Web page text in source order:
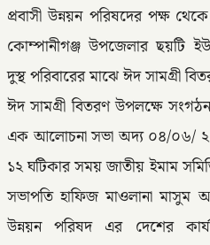
প্রবাসী উন্নয়ন পরিষদের পক্ষ
কোম্পানীগঞ্জ উপজেলার ছয়টি
দুস্থ পরিবারের মাঝে ঈদ সামগ্রী
ঈদ সামগ্রী বিতরণ উপলক্ষে
এক আলোচনা সভা অদ্য ০৪/০৬/
১২ ঘটিকার সময় জাতীয় ইমাম
সভাপতি হাফিজ মাওলানা মাসুম
উন্নয়ন পরিষদ এর দেশের